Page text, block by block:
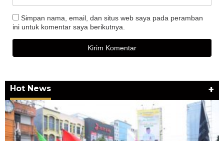
Simpan nama, email, dan situs web saya pada peramban
ini untuk komentar saya berikutnya.
Hot News +